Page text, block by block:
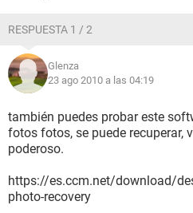
RESPUESTA 1 / 2
Glenza
23 ago 2010 a las 04:19
también puedes probar este
fotos fotos, se puede recuperar,
poderoso.
https://es.ccm.net/download/
photo-recovery